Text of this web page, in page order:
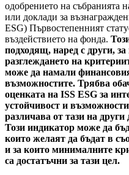
одобрението на събранията
или доклади за
ESG) Първостепенният
въздействието на фонда.
подходящ, наред с други,
разглеждането на
може да намали
възможностите. Трябва
оценката на ISS ESG за
устойчивост и
различава от тази на
Този индикатор може да
които желаят да бъдат в
и за които минималните
са достатъчни за тази цел.